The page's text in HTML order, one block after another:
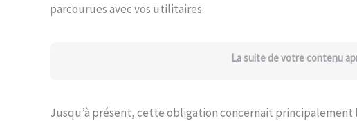
parcourues avec vos utilitaires.
La suite de votre contenu
Jusqu’à présent, cette obligation concernait principalement